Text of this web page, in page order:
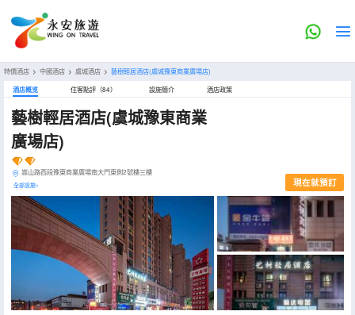
特價酒店 > 中國酒店 > 虞城酒店 > 藝樹輕居酒店(虞城豫東商業廣場店)
酒店概览 住客點評（84） 設施簡介 酒店政策
藝樹輕居酒店(虞城豫東商業
廣場店)
嵩山路西段豫東商業廣場南大門東側2號樓三樓
全部設施> 現在就預訂